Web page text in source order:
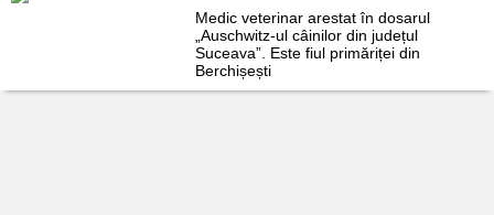
Medic veterinar arestat în dosarul
„Auschwitz-ul câinilor din județul
Suceava”. Este fiul primăriței din
Berchișești